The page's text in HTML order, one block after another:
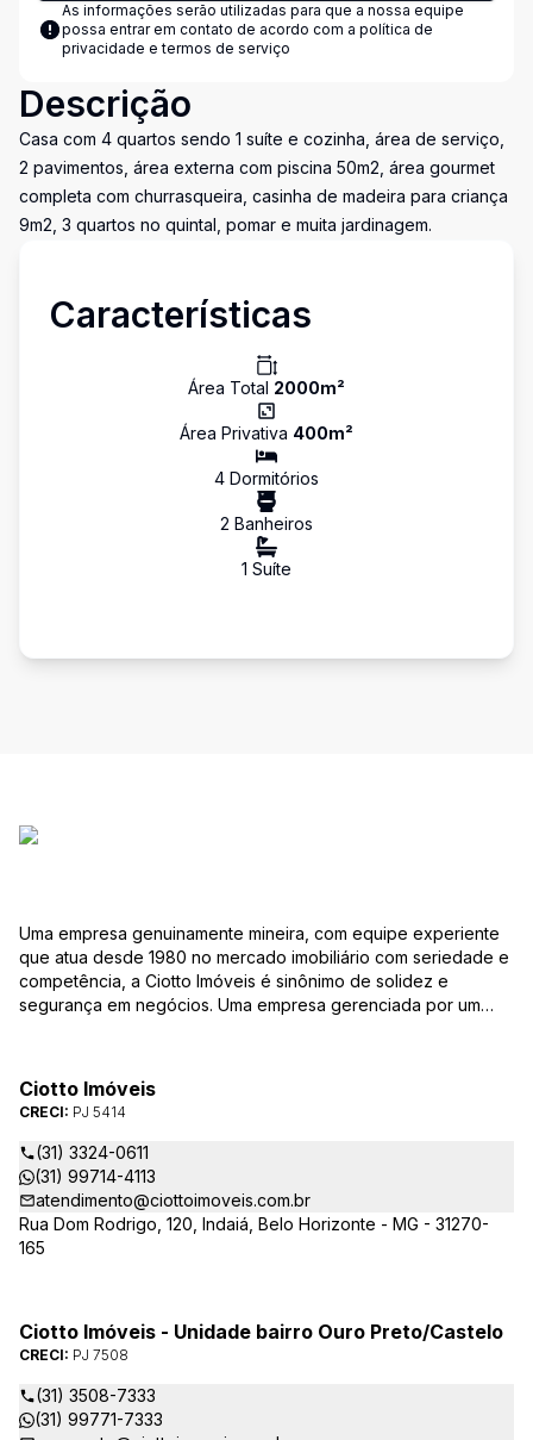
As informações serão utilizadas para que a nossa equipe
possa entrar em contato de acordo com a política de
privacidade e termos de serviço
Descrição
Casa com 4 quartos sendo 1 suíte e cozinha, área de serviço,
2 pavimentos, área externa com piscina 50m2, área gourmet
completa com churrasqueira, casinha de madeira para criança
9m2, 3 quartos no quintal, pomar e muita jardinagem.
Características
Área Total 2000m²
Área Privativa 400m²
4 Dormitórios
2 Banheiros
1 Suíte
Uma empresa genuinamente mineira, com equipe experiente
que atua desde 1980 no mercado imobiliário com seriedade e
competência, a Ciotto Imóveis é sinônimo de solidez e
segurança em negócios. Uma empresa gerenciada por um
conservação de condomínios, disponibilizando sempre as
melhores opções da região da Pampulha. Oferecemos ainda
completa assessória, consulte-nos sobre os nossos
lançamentos, imóveis em construção e condomínios fechados,
administrados exclusivamente pela Ciotto Imóveis. Fazemos a
aprovação do seu credito junto a Caixa Econômica Federal e
demais agentes financeiros.
Ciotto Imóveis
CRECI: PJ 5414
(31) 3324-0611
(31) 99714-4113
atendimento@ciottoimoveis.com.br
Rua Dom Rodrigo, 120, Indaiá, Belo Horizonte - MG - 31270-
165
Ciotto Imóveis - Unidade bairro Ouro Preto/Castelo
CRECI: PJ 7508
(31) 3508-7333
(31) 99771-7333